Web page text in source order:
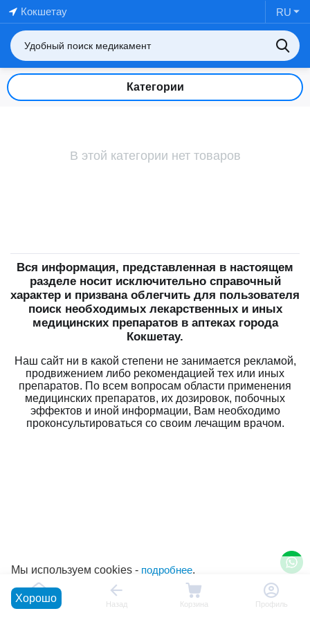
Кокшетау RU
Категории
В этой категории нет товаров
Вся информация, представленная в настоящем
разделе носит исключительно справочный
характер и призвана облегчить для пользователя
поиск необходимых лекарственных и иных
медицинских препаратов в аптеках города
Кокшетау.
Наш сайт ни в какой степени не занимается рекламой,
продвижением либо рекомендацией тех или иных
препаратов. По всем вопросам области применения
медицинских препаратов, их дозировок, побочных
эффектов и иной информации, Вам необходимо
проконсультироваться со своим лечащим врачом.
Главная Назад Корзина Профиль
Мы используем cookies - подробнее.
Хорошо